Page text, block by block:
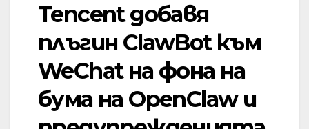
Tencent добавя
плъгин ClawBot към
WeChat на фона на
бума на OpenClaw и